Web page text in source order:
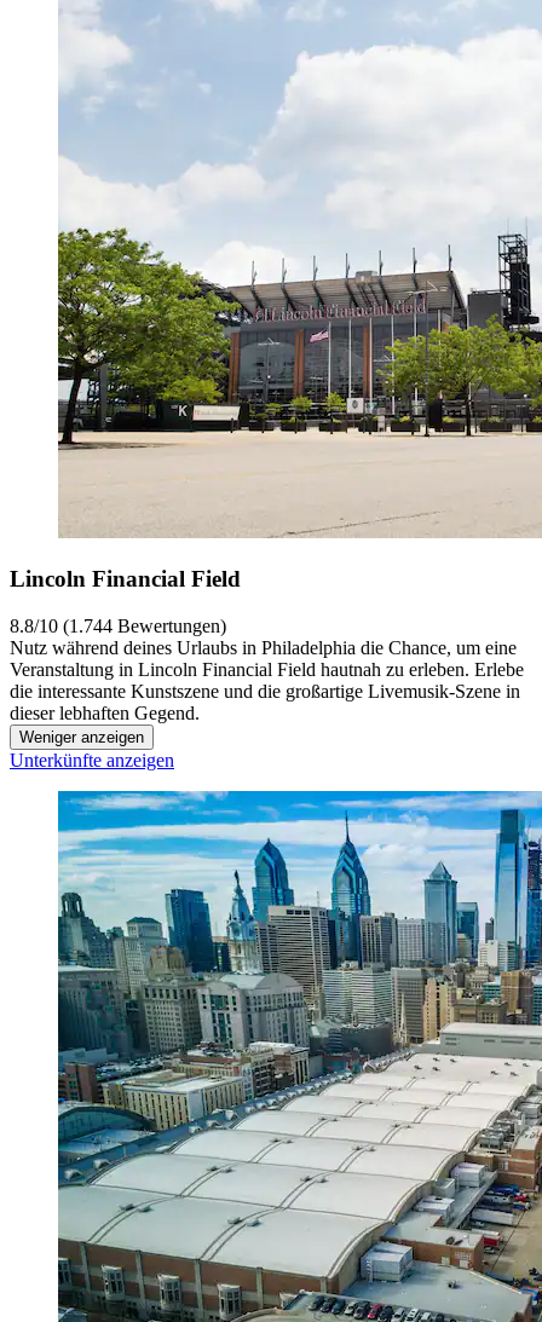
Lincoln Financial Field
8.8/10 (1.744 Bewertungen)
Nutz während deines Urlaubs in Philadelphia die Chance, um eine
Veranstaltung in Lincoln Financial Field hautnah zu erleben. Erlebe
die interessante Kunstszene und die großartige Livemusik-Szene in
dieser lebhaften Gegend.
Weniger anzeigen
Unterkünfte anzeigen